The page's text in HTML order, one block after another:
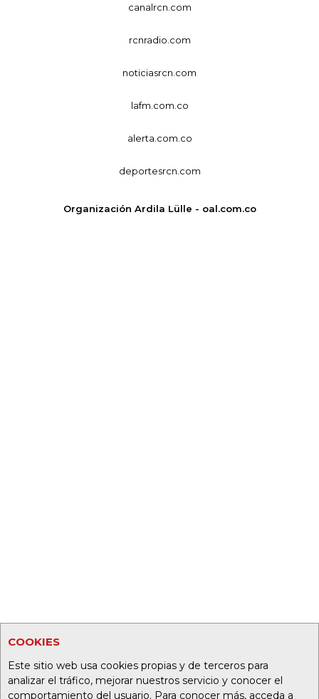
COOKIES
Este sitio web usa cookies propias y de terceros para
analizar el tráfico, mejorar nuestros servicio y conocer el
comportamiento del usuario. Para conocer más, acceda a
canalrcn.com
rcnradio.com
noticiasrcn.com
lafm.com.co
alerta.com.co
deportesrcn.com
Organización Ardila Lülle - oal.com.co